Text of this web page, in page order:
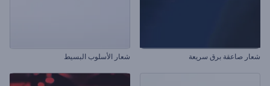
شعار صاعقة برق سريعة شعار الأسلوب البسيط